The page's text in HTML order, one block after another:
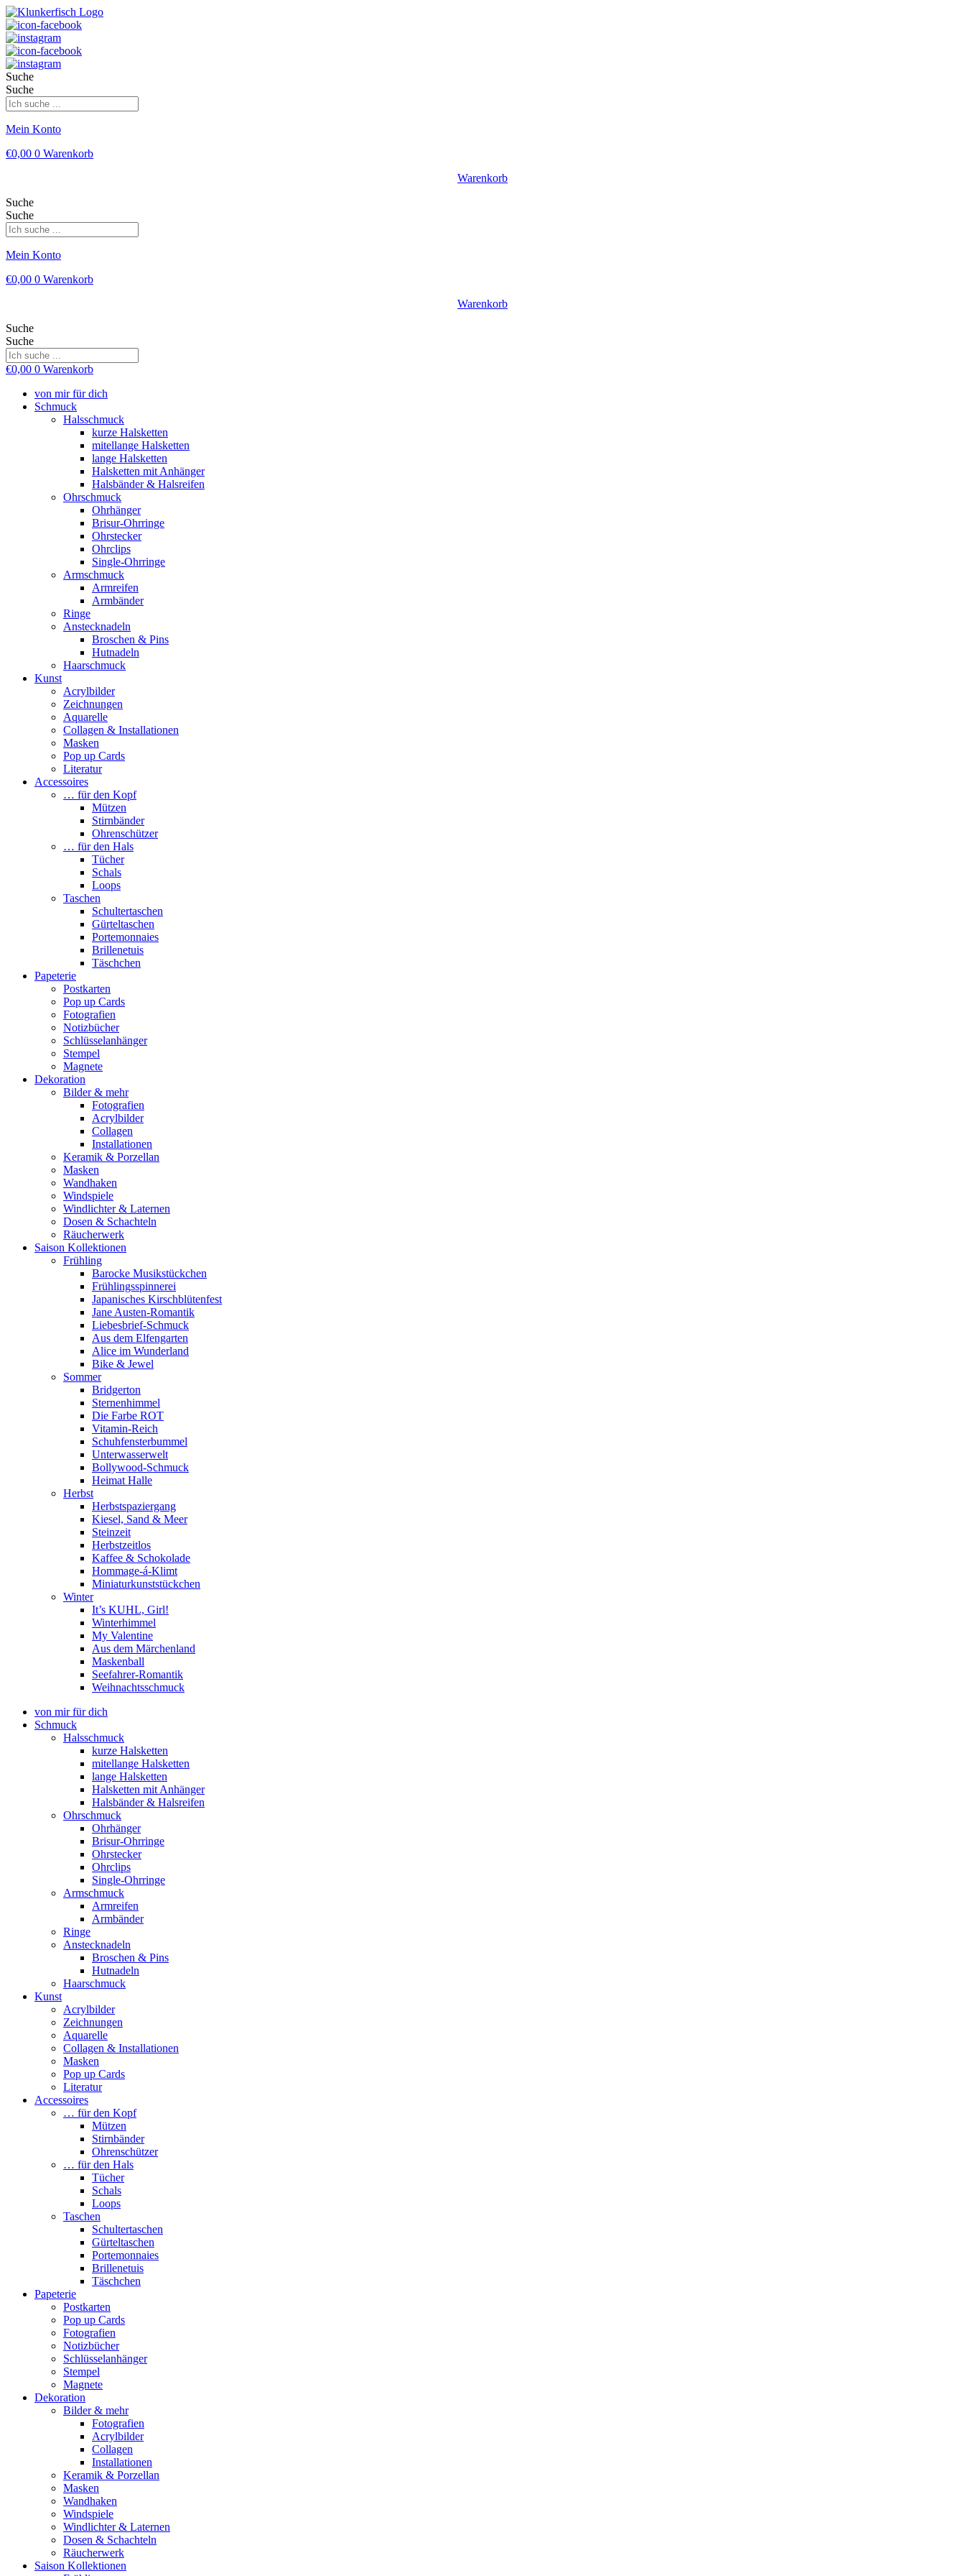
Suche
Suche
Mein Konto
€0,00 0 Warenkorb
Warenkorb
Suche
Suche
Mein Konto
€0,00 0 Warenkorb
Warenkorb
Suche
Suche
€0,00 0 Warenkorb
von mir für dich
Schmuck
Halsschmuck
kurze Halsketten
mitellange Halsketten
lange Halsketten
Halsketten mit Anhänger
Halsbänder & Halsreifen
Ohrschmuck
Ohrhänger
Brisur-Ohrringe
Ohrstecker
Ohrclips
Single-Ohrringe
Armschmuck
Armreifen
Armbänder
Ringe
Anstecknadeln
Broschen & Pins
Hutnadeln
Haarschmuck
Kunst
Acrylbilder
Zeichnungen
Aquarelle
Collagen & Installationen
Masken
Pop up Cards
Literatur
Accessoires
… für den Kopf
Mützen
Stirnbänder
Ohrenschützer
… für den Hals
Tücher
Schals
Loops
Taschen
Schultertaschen
Gürteltaschen
Portemonnaies
Brillenetuis
Täschchen
Papeterie
Postkarten
Pop up Cards
Fotografien
Notizbücher
Schlüsselanhänger
Stempel
Magnete
Dekoration
Bilder & mehr
Fotografien
Acrylbilder
Collagen
Installationen
Keramik & Porzellan
Masken
Wandhaken
Windspiele
Windlichter & Laternen
Dosen & Schachteln
Räucherwerk
Saison Kollektionen
Frühling
Barocke Musikstückchen
Frühlingsspinnerei
Japanisches Kirschblütenfest
Jane Austen-Romantik
Liebesbrief-Schmuck
Aus dem Elfengarten
Alice im Wunderland
Bike & Jewel
Sommer
Bridgerton
Sternenhimmel
Die Farbe ROT
Vitamin-Reich
Schuhfensterbummel
Unterwasserwelt
Bollywood-Schmuck
Heimat Halle
Herbst
Herbstspaziergang
Kiesel, Sand & Meer
Steinzeit
Herbstzeitlos
Kaffee & Schokolade
Hommage-á-Klimt
Miniaturkunststückchen
Winter
It’s KUHL, Girl!
Winterhimmel
My Valentine
Aus dem Märchenland
Maskenball
Seefahrer-Romantik
Weihnachtsschmuck
von mir für dich
Schmuck
Halsschmuck
kurze Halsketten
mitellange Halsketten
lange Halsketten
Halsketten mit Anhänger
Halsbänder & Halsreifen
Ohrschmuck
Ohrhänger
Brisur-Ohrringe
Ohrstecker
Ohrclips
Single-Ohrringe
Armschmuck
Armreifen
Armbänder
Ringe
Anstecknadeln
Broschen & Pins
Hutnadeln
Haarschmuck
Kunst
Acrylbilder
Zeichnungen
Aquarelle
Collagen & Installationen
Masken
Pop up Cards
Literatur
Accessoires
… für den Kopf
Mützen
Stirnbänder
Ohrenschützer
… für den Hals
Tücher
Schals
Loops
Taschen
Schultertaschen
Gürteltaschen
Portemonnaies
Brillenetuis
Täschchen
Papeterie
Postkarten
Pop up Cards
Fotografien
Notizbücher
Schlüsselanhänger
Stempel
Magnete
Dekoration
Bilder & mehr
Fotografien
Acrylbilder
Collagen
Installationen
Keramik & Porzellan
Masken
Wandhaken
Windspiele
Windlichter & Laternen
Dosen & Schachteln
Räucherwerk
Saison Kollektionen